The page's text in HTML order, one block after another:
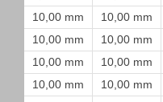
10,00 mm
10,00 mm
10,00 mm
10,00 mm
10,00 mm
10,00 mm
10,00 mm
10,00 mm